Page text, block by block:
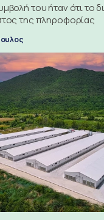
του ήταν ότι το
της πληροφορίας